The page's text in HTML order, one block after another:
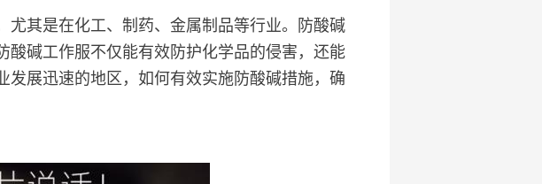
其是在化工、制药、金属制品等行业。防酸碱
碱工作服不仅能有效防护化学品的侵害，还能
展迅速的地区，如何有效实施防酸碱措施，确